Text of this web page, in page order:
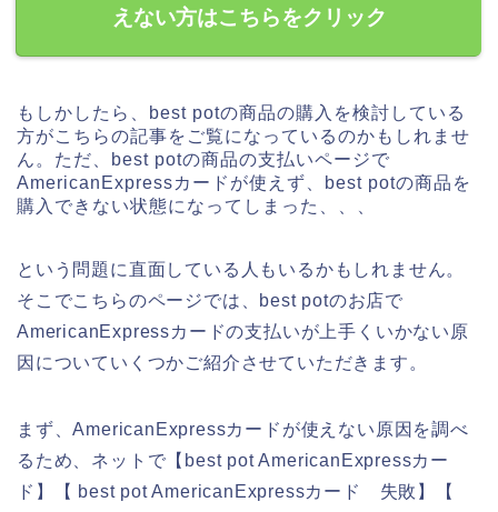
えない方はこちらをクリック
もしかしたら、best potの商品の購入を検討している
方がこちらの記事をご覧になっているのかもしれませ
ん。ただ、best potの商品の支払いページで
AmericanExpressカードが使えず、best potの商品を
購入できない状態になってしまった、、、
という問題に直面している人もいるかもしれません。
そこでこちらのページでは、best potのお店で
AmericanExpressカードの支払いが上手くいかない原
因についていくつかご紹介させていただきます。
まず、AmericanExpressカードが使えない原因を調べ
るため、ネットで【best pot AmericanExpressカー
ド】【 best pot AmericanExpressカード 失敗】【